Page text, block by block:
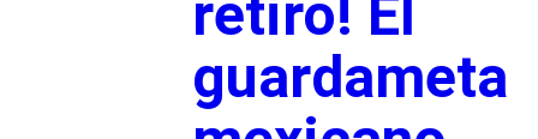
retiro! El
guardameta